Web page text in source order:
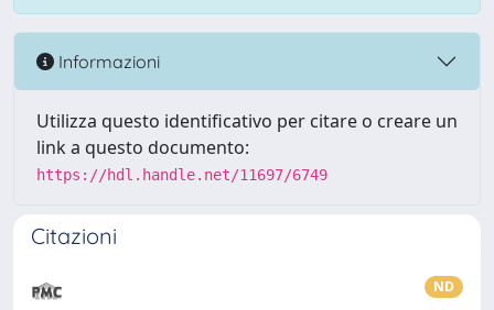
Informazioni
Utilizza questo identificativo per citare o creare un
link a questo documento:
https://hdl.handle.net/11697/6749
Citazioni
ND